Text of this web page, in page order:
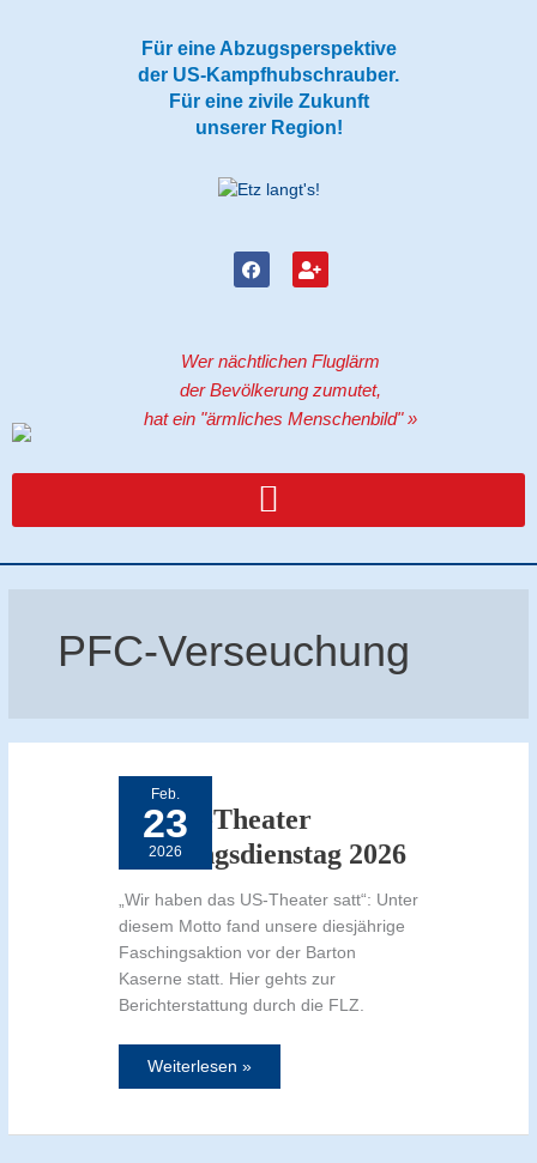
Für eine Abzugsperspektive
der US-Kampfhubschrauber.
Für eine zivile Zukunft
unserer Region!
F
a
o
k
U
s
u
s
Wer nächtlichen Fluglärm
der Bevölkerung zumutet,
hat ein "ärmliches Menschenbild" »
PFC-Verseuchung
Feb.
23
2026
Trump-Theater
Faschingsdienstag 2026
„Wir haben das US-Theater satt“: Unter
diesem Motto fand unsere diesjährige
Faschingsaktion vor der Barton
Kaserne statt. Hier gehts zur
Berichterstattung durch die FLZ.
Faschingsdienstag
2026
Weiterlesen »